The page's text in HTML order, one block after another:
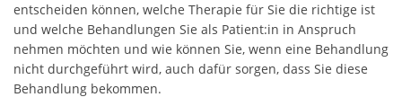
entscheiden können, welche Therapie für Sie die richtige ist
und welche Behandlungen Sie als Patient:in in Anspruch
nehmen möchten und wie können Sie, wenn eine Behandlung
nicht durchgeführt wird, auch dafür sorgen, dass Sie diese
Behandlung bekommen.